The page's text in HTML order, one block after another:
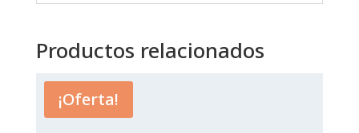
Productos relacionados
¡Oferta!